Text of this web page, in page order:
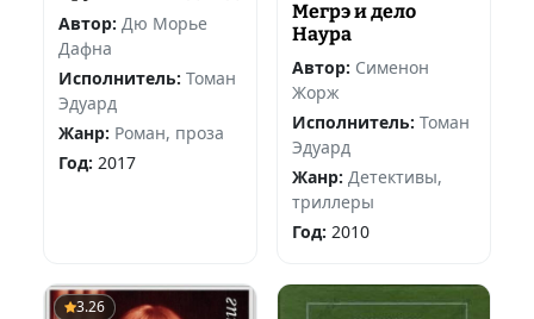
Автор: Дю Морье
Дафна
Исполнитель: Томан
Эдуард
Жанр: Роман, проза
Год: 2017
Мегрэ и дело
Наура
Автор: Сименон
Жорж
Исполнитель: Томан
Эдуард
Жанр: Детективы,
триллеры
Год: 2010
3.26